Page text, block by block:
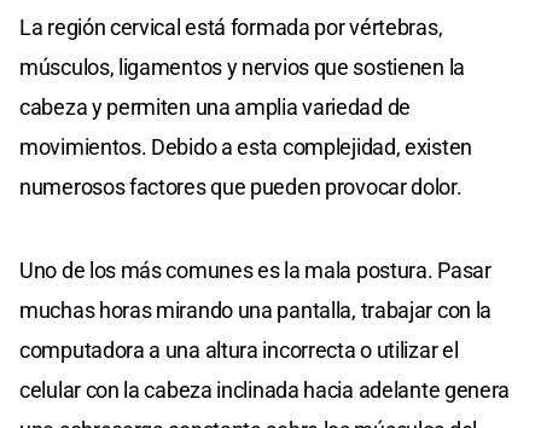
La región cervical está formada por vértebras,
músculos, ligamentos y nervios que sostienen la
cabeza y permiten una amplia variedad de
movimientos. Debido a esta complejidad, existen
numerosos factores que pueden provocar dolor.
Uno de los más comunes es la mala postura. Pasar
muchas horas mirando una pantalla, trabajar con la
computadora a una altura incorrecta o utilizar el
celular con la cabeza inclinada hacia adelante genera